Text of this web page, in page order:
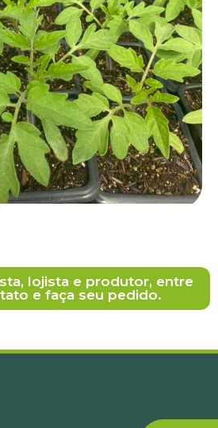
lojista e produtor, entre
e faça seu pedido.